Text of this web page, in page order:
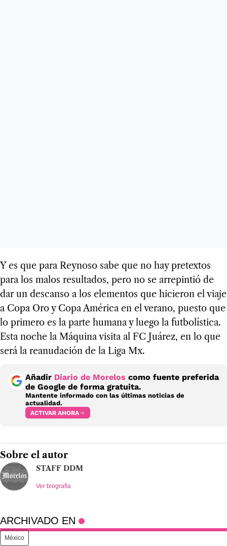
Y es que para Reynoso sabe que no hay pretextos
para los malos resultados, pero no se arrepintió de
dar un descanso a los elementos que hicieron el viaje
a Copa Oro y Copa América en el verano, puesto que
lo primero es la parte humana y luego la futbolística.
Esta noche la Máquina visita al FC Juárez, en lo que
será la reanudación de la Liga Mx.
Añadir Diario de Morelos como fuente preferida
de Google de forma gratuita.
Mantente informado con las últimas noticias de
actualidad.
ACTIVAR AHORA
Sobre el autor
STAFF DDM
Ver biografía
ARCHIVADO EN
México